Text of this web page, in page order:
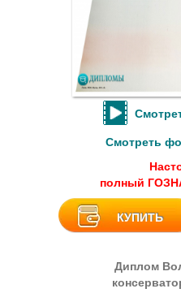
Смотреть
полный
КУПИТЬ
Диплом